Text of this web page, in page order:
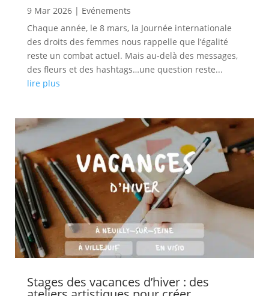
9 Mar 2026| Evénements
Chaque année, le 8 mars, la Journée internationale
des droits des femmes nous rappelle que l’égalité
reste un combat actuel. Mais au-delà des messages,
des fleurs et des hashtags…une question reste...
lire plus
Stages des vacances d’hiver : des